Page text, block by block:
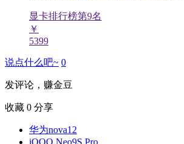
显卡排行榜第9名
￥
5399
说点什么吧~ 0
发评论，赚金豆
收藏 0 分享
华为nova12